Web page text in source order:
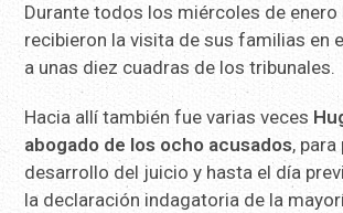
Durante todos los miércoles de enero
recibieron la visita de sus familias en
a unas diez cuadras de los tribunales.
Hacia allí también fue varias veces
abogado de los ocho acusados,
desarrollo del juicio y hasta el día
la declaración indagatoria de la